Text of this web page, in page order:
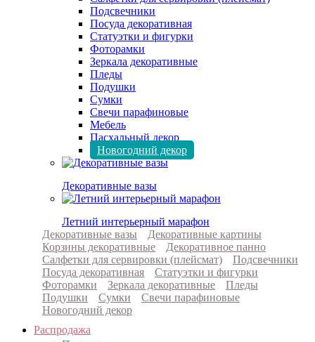
Подсвечники
Посуда декоративная
Статуэтки и фигурки
Фоторамки
Зеркала декоративные
Пледы
Подушки
Сумки
Свечи парафиновые
Мебель
Пасхальный декор
Новогодний декор
Декоративные вазы
Летний интерьерный марафон
Декоративные вазы
Декоративные картины
Корзины декоративные
Декоративное панно
Салфетки для сервировки (плейсмат)
Подсвечники
Посуда декоративная
Статуэтки и фигурки
Фоторамки
Зеркала декоративные
Пледы
Подушки
Сумки
Свечи парафиновые
Новогодний декор
Распродажа